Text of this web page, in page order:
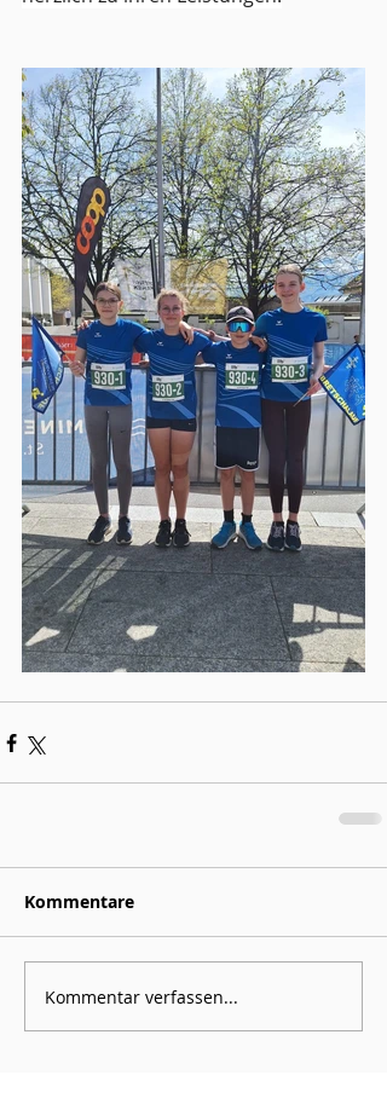
Kommentare
Kommentar verfassen...